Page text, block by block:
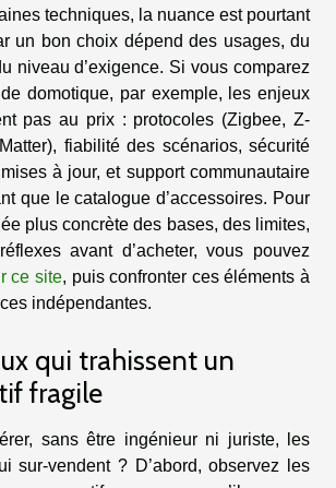
techniques, la nuance est pourtant
un bon choix dépend des usages, du
niveau d’exigence. Si vous comparez
domotique, par exemple, les enjeux
pas au prix : protocoles (Zigbee, Z-
fiabilité des scénarios, sécurité
à jour, et support communautaire
que le catalogue d’accessoires. Pour
plus concrète des bases, des limites,
avant d’acheter, vous pouvez
ce site, puis confronter ces éléments à
indépendantes.
qui trahissent un
fragile
sans être ingénieur ni juriste, les
sur-vendent ? D’abord, observez les